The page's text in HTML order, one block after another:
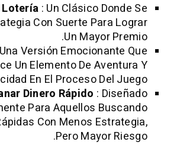
Pescar La Lotería: Un Clásico
Estrategia Con Suerte Para
Un Mayor
Fuego: Una Versión
Introduce Un Elemento De
Velocidad En El Proceso Del
Ganar Dinero Rápido :
Especialmente Para Aquellos
Rápidas Con Menos
Pero Mayor